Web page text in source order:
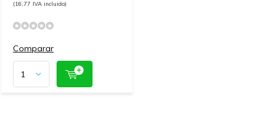
(16,77 IVA incluido)
Comparar